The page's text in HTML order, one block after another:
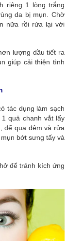
riêng 1 lòng trắng
da bị mụn. Chờ
nữa rồi rửa lại với
lượng dầu tiết ra
giúp cải thiện tình
tác dụng làm sạch
quả chanh vắt lấy
để qua đêm và rửa
bớt sưng tấy và
để tránh kích ứng